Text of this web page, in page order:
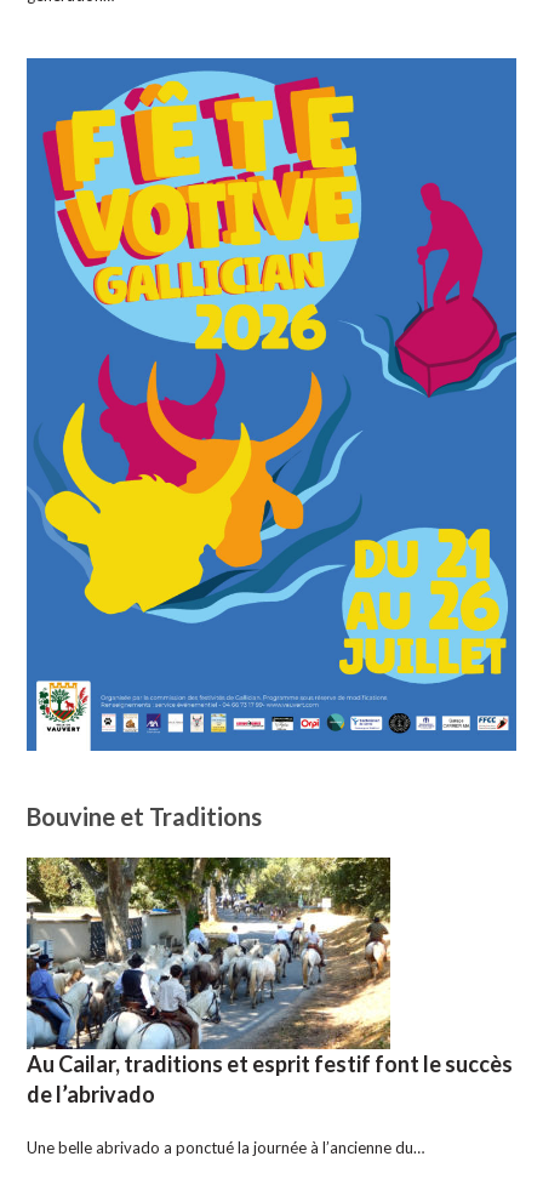
Bouvine et Traditions
Au Cailar, traditions et esprit festif font le succès
de l’abrivado
Une belle abrivado a ponctué la journée à l’ancienne du…